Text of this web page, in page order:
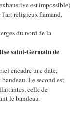
est impossible)
l'art religieux flamand,
du nord de la
saint-Germain de
encadre une date,
Le second est
celle de
le bandeau.